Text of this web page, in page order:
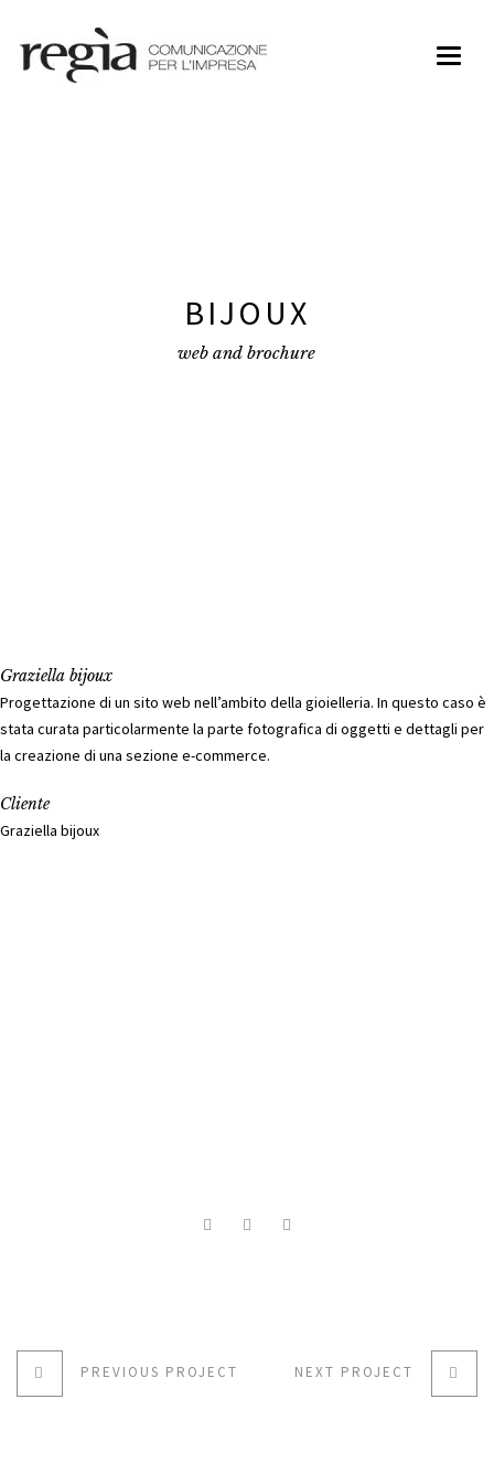
Toggle
BIJOUX
web and brochure
Graziella bijoux
Progettazione di un sito web nell’ambito della gioielleria. In questo caso è
stata curata particolarmente la parte fotografica di oggetti e dettagli per
la creazione di una sezione e-commerce.
Cliente
Graziella bijoux
PREVIOUS PROJECT NEXT PROJECT